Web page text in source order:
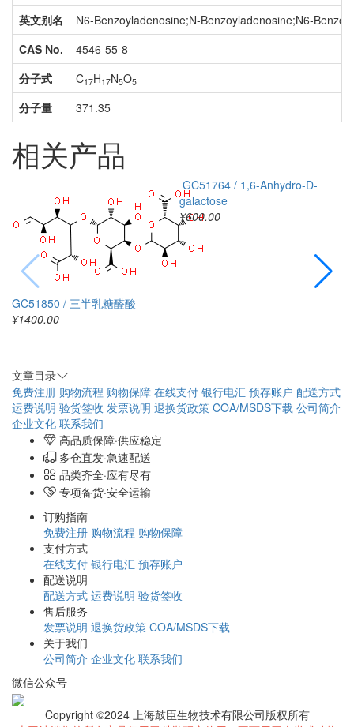
英文别名
N6-Benzoyladenosine;N-Benzoyladenosine;N6-
CAS No.
4546-55-8
分子式
C17H17N5O5
分子量 371.35
相关产品
GC51850 / 三半乳糖醛酸
¥1400.00
GC51764 / 1,6-Anhydro-D-
galactose
¥600.00
文章目录
免费注册 购物流程 购物保障 在线支付 银行电汇 预存账户 配送方式
运费说明 验货签收 发票说明 退换货政策 COA/MSDS下载 公司简介
企业文化 联系我们
高品质保障·供应稳定
多仓直发·急速配送
品类齐全·应有尽有
专项备货·安全运输
订购指南
免费注册 购物流程 购物保障
支付方式
在线支付 银行电汇 预存账户
配送说明
配送方式 运费说明 验货签收
售后服务
发票说明 退换货政策 COA/MSDS下载
关于我们
公司简介 企业文化 联系我们
微信公众号
Copyright ©2024 上海鼓臣生物技术有限公司版权所有